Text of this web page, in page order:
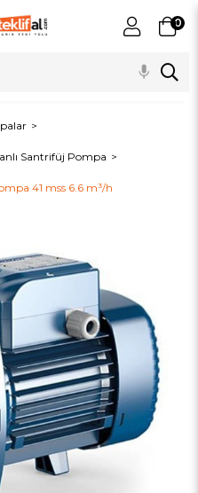
0
Santrifüj Pompa
41 mss 6.6 m³/h